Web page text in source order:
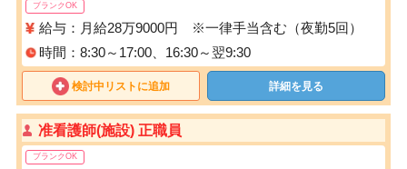
ブランクOK
給与：月給28万9000円 ※一律手当含む（夜勤5回）
時間：8:30～17:00、16:30～翌9:30
検討中リストに追加 詳細を見る
准看護師(施設) 正職員
ブランクOK